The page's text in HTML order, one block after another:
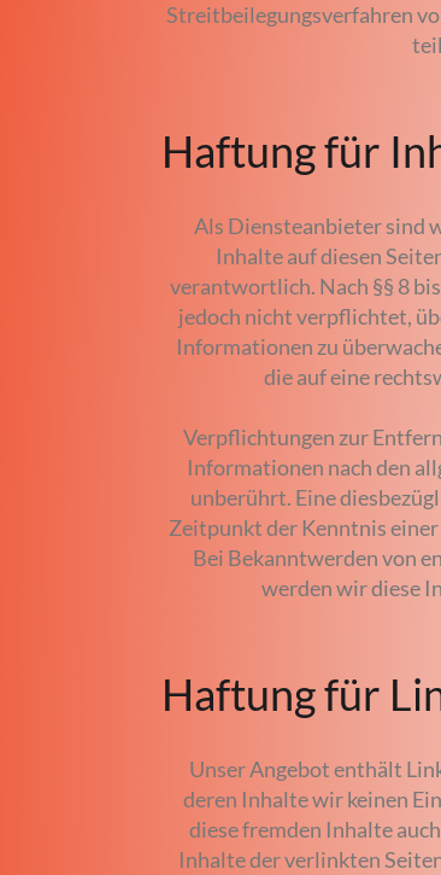
Streitbeilegungsverfahren
Haftung für
Als Diensteanbieter sind
Inhalte auf diesen
verantwortlich. Nach §§ 8
jedoch nicht verpflichtet,
Informationen zu
die auf eine
Verpflichtungen zur
Informationen nach den
unberührt. Eine
Zeitpunkt der Kenntnis
Bei Bekanntwerden von
werden wir diese
Haftung für
Unser Angebot enthält
deren Inhalte wir keinen
diese fremden Inhalte
Inhalte der verlinkten